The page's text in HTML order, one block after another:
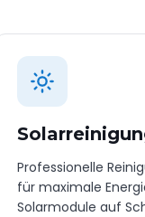
Professionelle
für maximale
Solarmodule auf